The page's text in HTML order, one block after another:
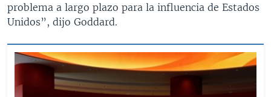
problema a largo plazo para la influencia de Estados
Unidos”, dijo Goddard.